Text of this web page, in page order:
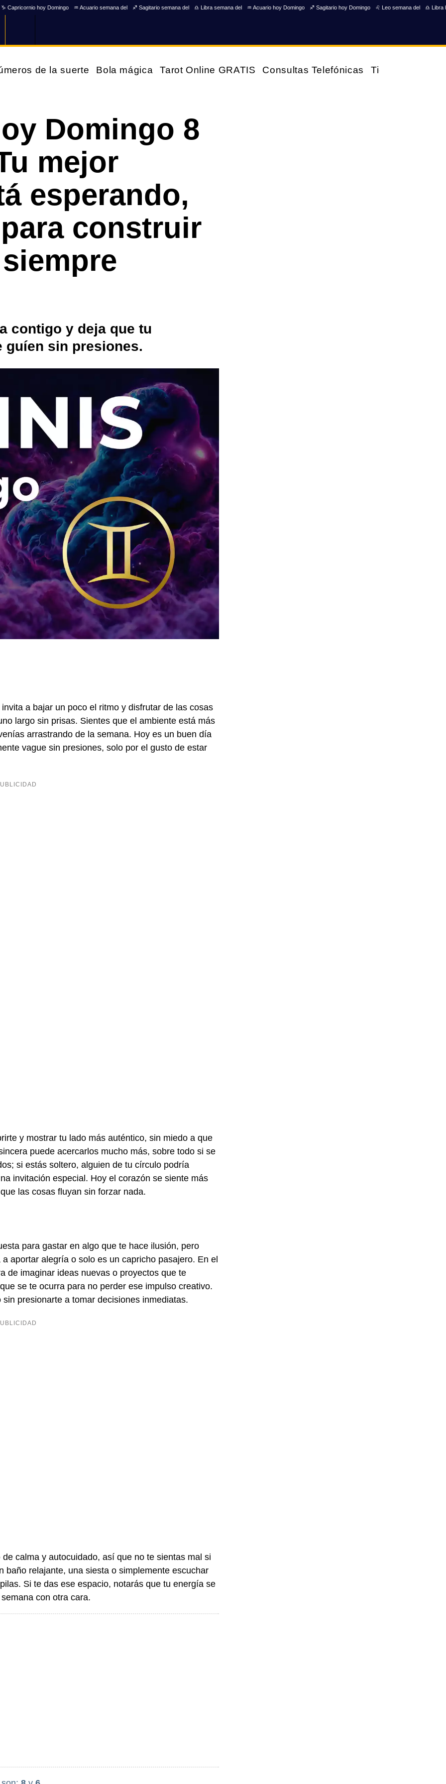
♑ Capricornio hoy Domingo ♒ Acuario semana del ♐ Sagitario semana del ♎ Libra semana del ♒ Acuario hoy Domingo ♐ Sagitario hoy Domingo ♌ Leo semana del ♎ Libra
de la suerte Bola mágica Tarot Online GRATIS Consultas Telefónicas Tienda
Domingo 8
mejor
esperando,
construir
contigo y deja que tu
guíen sin presiones.
a bajar un poco el ritmo y disfrutar de las cosas
largo sin prisas. Sientes que el ambiente está más
arrastrando de la semana. Hoy es un buen día
vague sin presiones, solo por el gusto de estar
y mostrar tu lado más auténtico, sin miedo a que
puede acercarlos mucho más, sobre todo si se
si estás soltero, alguien de tu círculo podría
invitación especial. Hoy el corazón se siente más
las cosas fluyan sin forzar nada.
para gastar en algo que te hace ilusión, pero
aportar alegría o solo es un capricho pasajero. En el
de imaginar ideas nuevas o proyectos que te
se te ocurra para no perder ese impulso creativo.
presionarte a tomar decisiones inmediatas.
calma y autocuidado, así que no te sientas mal si
baño relajante, una siesta o simplemente escuchar
Si te das ese espacio, notarás que tu energía se
con otra cara.